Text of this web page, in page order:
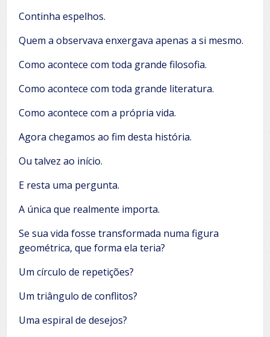
Continha espelhos.
Quem a observava enxergava apenas a si mesmo.
Como acontece com toda grande filosofia.
Como acontece com toda grande literatura.
Como acontece com a própria vida.
Agora chegamos ao fim desta história.
Ou talvez ao início.
E resta uma pergunta.
A única que realmente importa.
Se sua vida fosse transformada numa figura
geométrica, que forma ela teria?
Um círculo de repetições?
Um triângulo de conflitos?
Uma espiral de desejos?